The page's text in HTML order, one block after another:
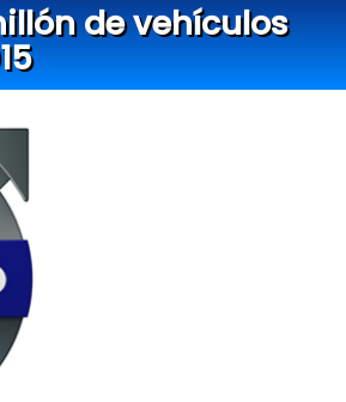
de vehículos